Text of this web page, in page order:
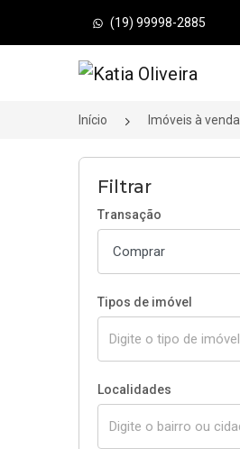
(19) 99998-2885
Página inicial
Início Imóveis à venda
Filtrar
Transação
Tipos de imóvel
Localidades